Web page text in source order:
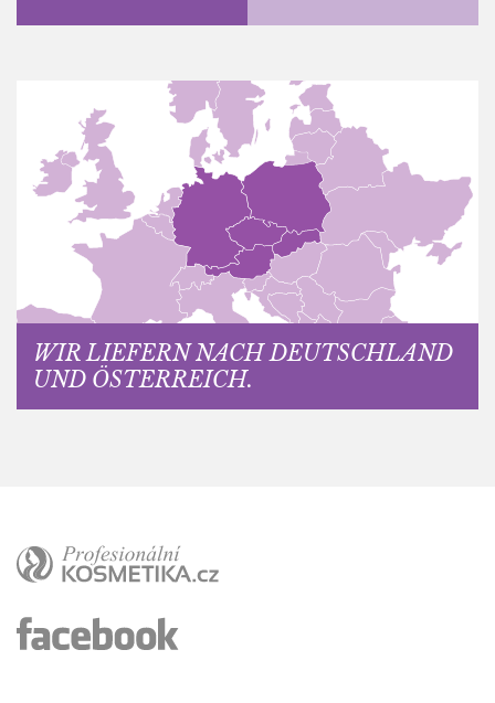
WIR LIEFERN NACH DEUTSCHLAND
UND ÖSTERREICH.